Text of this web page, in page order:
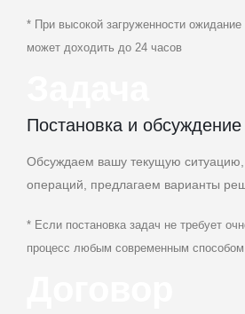
* При высокой загруженности ожидание
может доходить до 24 часов
Постановка и обсуждение
Обсуждаем вашу текущую
операций, предлагаем варианты
* Если постановка задач не требует
процесс любым современным